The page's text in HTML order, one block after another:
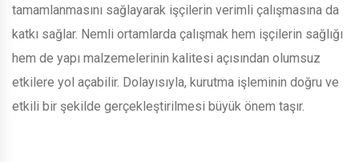
tamamlanmasını sağlayarak işçilerin verimli çalışmasına da
katkı sağlar. Nemli ortamlarda çalışmak hem işçilerin sağlığı
hem de yapı malzemelerinin kalitesi açısından olumsuz
etkilere yol açabilir. Dolayısıyla, kurutma işleminin doğru ve
etkili bir şekilde gerçekleştirilmesi büyük önem taşır.